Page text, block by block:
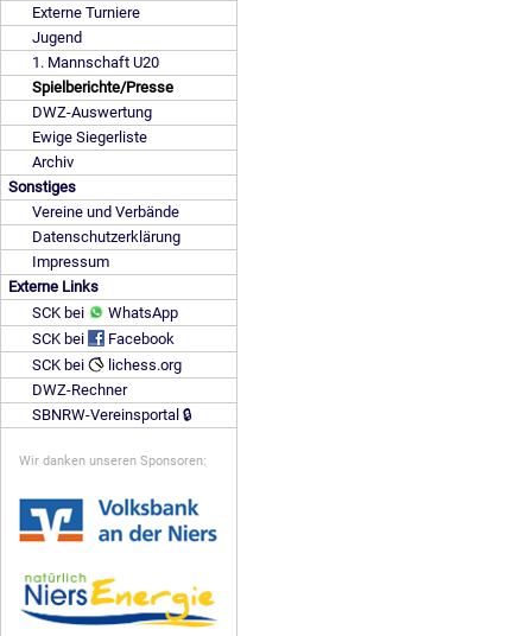
Externe Turniere
Jugend
1. Mannschaft U20
Spielberichte/Presse
DWZ-Auswertung
Ewige Siegerliste
Archiv
Sonstiges
Vereine und Verbände
Datenschutzerklärung
Impressum
Externe Links
SCK bei
WhatsApp
SCK bei
Facebook
SCK bei
lichess.org
DWZ-Rechner
SBNRW-Vereinsportal 🔒
Wir danken unseren Sponsoren: